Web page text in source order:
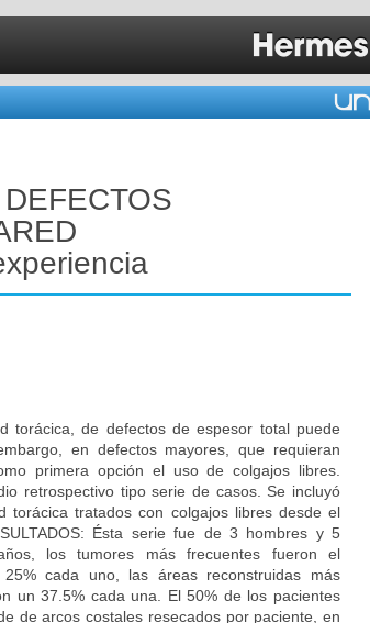
torácica, de defectos de espesor total puede
en defectos mayores, que requieran
primera opción el uso de colgajos libres.
retrospectivo tipo serie de casos. Se incluyó
torácica tratados con colgajos libres desde el
Ésta serie fue de 3 hombres y 5
los tumores más frecuentes fueron el
cada uno, las áreas reconstruidas más
un 37.5% cada una. El 50% de los pacientes
de arcos costales resecados por paciente, en